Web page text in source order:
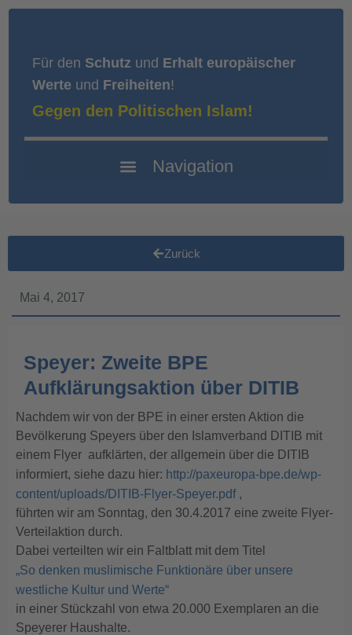
Für den Schutz und Erhalt europäischer
Werte und Freiheiten!
Gegen den Politischen Islam!
Zurück
Mai 4, 2017
Speyer: Zweite BPE
Aufklärungsaktion über DITIB
Nachdem wir von der BPE in einer ersten Aktion die
Bevölkerung Speyers über den Islamverband DITIB mit
einem Flyer aufklärten, der allgemein über die DITIB
informiert, siehe dazu hier: http://paxeuropa-bpe.de/wp-
content/uploads/DITIB-Flyer-Speyer.pdf,
führten wir am Sonntag, den 30.4.2017 eine zweite Flyer-
Verteilaktion durch.
Dabei verteilten wir ein Faltblatt mit dem Titel
„So denken muslimische Funktionäre über unsere
westliche Kultur und Werte“
in einer Stückzahl von etwa 20.000 Exemplaren an die
Speyerer Haushalte.